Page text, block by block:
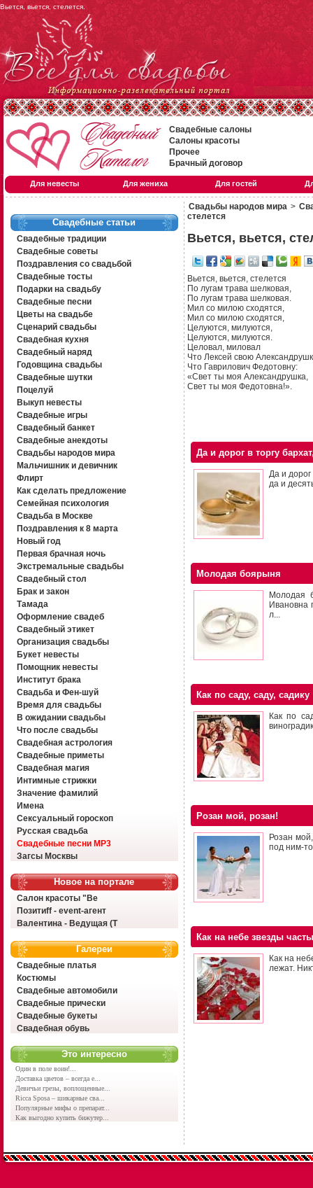
Вьется, вьется, стелется.
Свадебные салоны
Салоны красоты
Прочее
Брачный договор
Для невесты Для жениха Для гостей
Свадебные статьи
Свадебные традиции
Свадебные советы
Поздравления со свадьбой
Свадебные тосты
Подарки на свадьбу
Свадебные песни
Цветы на свадьбе
Сценарий свадьбы
Свадебная кухня
Свадебный наряд
Годовщина свадьбы
Свадебные шутки
Поцелуй
Выкуп невесты
Свадебные игры
Свадебный банкет
Свадебные анекдоты
Свадьбы народов мира
Мальчишник и девичник
Флирт
Как сделать предложение
Семейная психология
Свадьба в Москве
Поздравления к 8 марта
Новый год
Первая брачная ночь
Экстремальные свадьбы
Свадебный стол
Брак и закон
Тамада
Оформление свадеб
Свадебный этикет
Организация свадьбы
Букет невесты
Помощник невесты
Институт брака
Свадьба и Фен-шуй
Время для свадьбы
В ожидании свадьбы
Что после свадьбы
Свадебная астрология
Свадебные приметы
Свадебная магия
Интимные стрижки
Значение фамилий
Имена
Сексуальный гороскоп
Русская свадьба
Свадебные песни MP3
Загсы Москвы
Новое на портале
Салон красоты "Ве
Позитиff - event-агент
Валентина - Ведущая (Т
Галереи
Свадебные платья
Костюмы
Свадебные автомобили
Свадебные прически
Свадебные букеты
Свадебная обувь
Это интересно
Один в поле воин!...
Доставка цветов – всегда е...
Девичьи грезы, воплощенные...
Ricca Sposa – шикарные сва...
Популярные мифы о препарат...
Как выгодно купить бижутер...
Свадьбы народов мира >
стелется
Вьется, вьется,
Вьется, вьется, стелется
По лугам трава шелковая,
По лугам трава шелковая.
Мил со милою сходятся,
Мил со милою сходятся,
Целуются, милуются,
Целуются, милуются.
Целовал, миловал
Что Лексей свою
Что Гаврилович Федотовну:
«Свет ты моя Александрушка,
Свет ты моя Федотовна!».
Да и дорог в торгу
Да и
да и
Молодая боярыня
Молодая
Ивановна
л...
Как по саду, саду, садику
Как по
Розан мой, розан!
Розан
под ним-
Как на небе звезды часты
Как на
лежат.